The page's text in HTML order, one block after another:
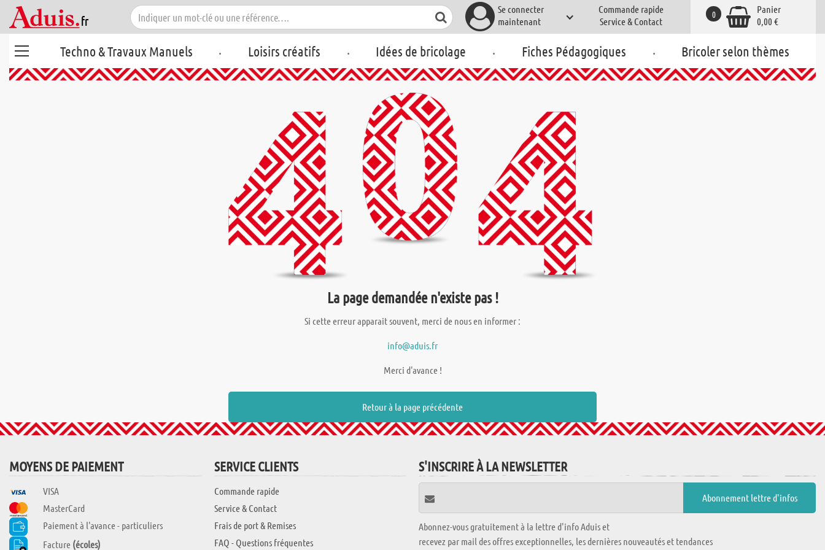
Se connecter
maintenant
Commande rapide
Service & Contact
Panier
0,00 €
0
Techno & Travaux Manuels . Loisirs créatifs . Idées de bricolage . Fiches Pédagogiques . Bricoler selon thèmes
La page demandée n'existe pas !
Si cette erreur apparait souvent, merci de nous en informer :
info@aduis.fr
Merci d'avance !
Retour à la page précédente
MOYENS DE PAIEMENT
VISA
MasterCard
Paiement à l'avance - particuliers
Facture (écoles)
SERVICE CLIENTS
Commande rapide
Service & Contact
Frais de port & Remises
FAQ - Questions fréquentes
S'INSCRIRE À LA NEWSLETTER
Abonnez-vous gratuitement à la lettre d'info Aduis et
recevez par mail des offres exceptionnelles, les dernières nouveautés et tendances